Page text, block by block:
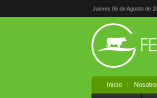
Jueves 06 de Agosto de
Inicio